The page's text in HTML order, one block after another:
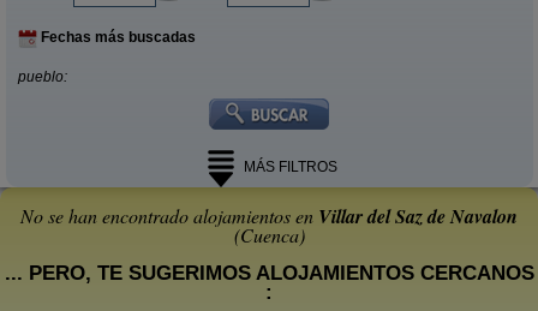
Fechas más buscadas
pueblo:
MÁS FILTROS
No se han encontrado alojamientos en Villar del Saz de Navalon
(Cuenca)
... PERO, TE SUGERIMOS ALOJAMIENTOS CERCANOS
: